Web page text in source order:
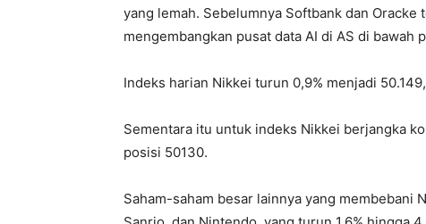
yang lemah. Sebelumnya Softbank dan
mengembangkan pusat data AI di AS di bawah
Indeks harian Nikkei turun 0,9% menjadi
Sementara itu untuk indeks Nikkei berjangka
posisi 50130.
Saham-saham besar lainnya yang membebani